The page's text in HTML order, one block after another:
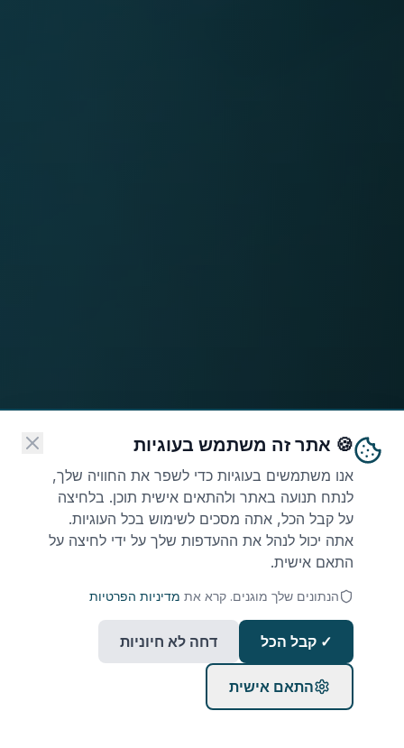
🍪 אתר זה משתמש בעוגיות
אנו משתמשים בעוגיות כדי לשפר את החוויה שלך,
לנתח תנועה באתר ולהתאים אישית תוכן. בלחיצה
על קבל הכל, אתה מסכים לשימוש בכל העוגיות.
אתה יכול לנהל את ההעדפות שלך על ידי לחיצה על
התאם אישית.
הנתונים שלך מוגנים. קרא את מדיניות הפרטיות
✓ קבל הכל דחה לא חיוניות
התאם אישית